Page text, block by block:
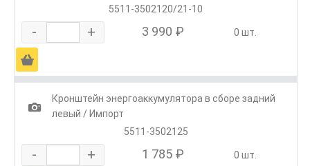
5511-3502120/21-10
- + 3 990 ₽ 0 шт.
Ä
1
Кронштейн энергоаккумулятора в сборе задний
левый / Импорт
5511-3502125
- + 1 785 ₽ 0 шт.